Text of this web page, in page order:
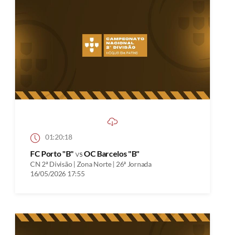
01:20:18
FC Porto "B" vsOC Barcelos "B"
CN 2ª Divisão | Zona Norte | 26ª Jornada
16/05/2026 17:55